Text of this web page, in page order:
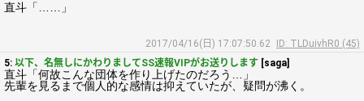
直斗「……」
2017/04/16(日) 17:07:50.62
ID: TLDuivhR0 (45)
5: 以下、名無しにかわりましてSS速報VIPがお送りします [saga]
直斗「何故こんな団体を作り上げたのだろう…」
先輩を見るまで個人的な感情は抑えていたが、疑問が沸く。